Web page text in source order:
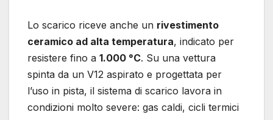
Lo scarico riceve anche un rivestimento
ceramico ad alta temperatura, indicato per
resistere fino a 1.000 °C. Su una vettura
spinta da un V12 aspirato e progettata per
l’uso in pista, il sistema di scarico lavora in
condizioni molto severe: gas caldi, cicli termici